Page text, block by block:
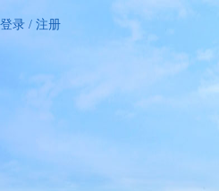
登录 / 注册